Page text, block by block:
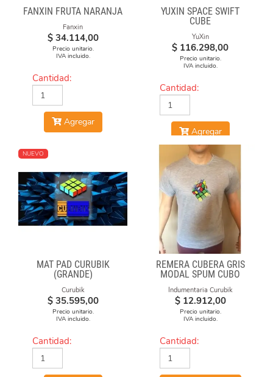
FANXIN FRUTA NARANJA
Fanxin
$ 34.114,00
Precio unitario.
IVA incluido.
Cantidad:
Agregar
YUXIN SPACE SWIFT
CUBE
YuXin
$ 116.298,00
Precio unitario.
IVA incluido.
Cantidad:
Agregar
NUEVO
MAT PAD CURUBIK
(GRANDE)
Curubik
$ 35.595,00
Precio unitario.
IVA incluido.
Cantidad:
REMERA CUBERA GRIS
MODAL SPUM CUBO
Indumentaria Curubik
$ 12.912,00
Precio unitario.
IVA incluido.
Cantidad: